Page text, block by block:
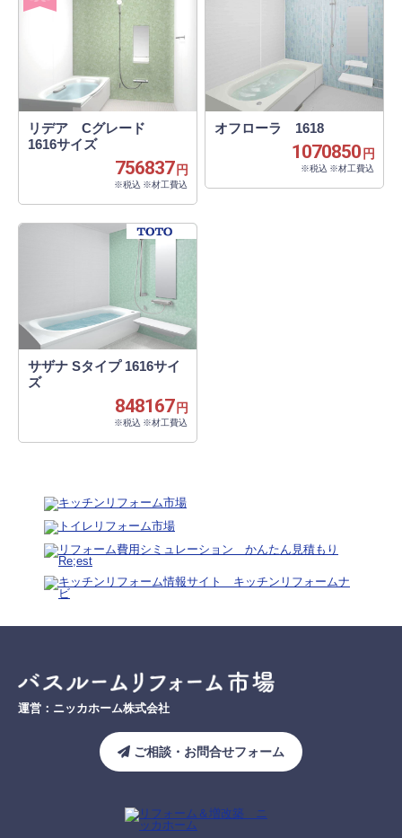
リデア Cグレード
1616サイズ
756837 円
※税込 ※材工費込
オフローラ 1618
1070850 円
※税込 ※材工費込
サザナ Sタイプ 1616サイ
ズ
848167円
※税込 ※材工費込
運営：ニッカホーム株式会社
ご相談・お問合せフォーム